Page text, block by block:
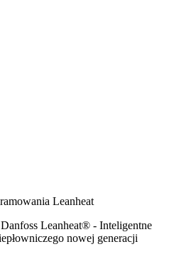
Leanheat
Leanheat® - Inteligentne
nowej generacji